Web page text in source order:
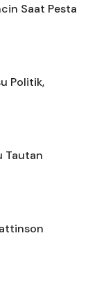
Saat Pesta
Politik,
Tautan